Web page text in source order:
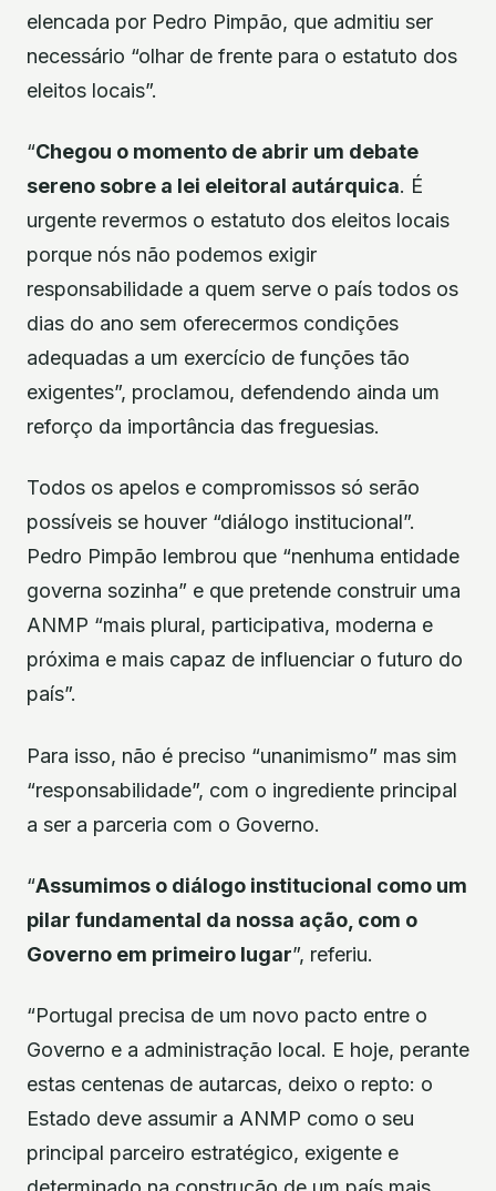
elencada por Pedro Pimpão, que admitiu ser
necessário “olhar de frente para o estatuto dos
eleitos locais”.
“Chegou o momento de abrir um debate
sereno sobre a lei eleitoral autárquica. É
urgente revermos o estatuto dos eleitos locais
porque nós não podemos exigir
responsabilidade a quem serve o país todos os
dias do ano sem oferecermos condições
adequadas a um exercício de funções tão
exigentes”, proclamou, defendendo ainda um
reforço da importância das freguesias.
Todos os apelos e compromissos só serão
possíveis se houver “diálogo institucional”.
Pedro Pimpão lembrou que “nenhuma entidade
governa sozinha” e que pretende construir uma
ANMP “mais plural, participativa, moderna e
próxima e mais capaz de influenciar o futuro do
país”.
Para isso, não é preciso “unanimismo” mas sim
“responsabilidade”, com o ingrediente principal
a ser a parceria com o Governo.
“Assumimos o diálogo institucional como um
pilar fundamental da nossa ação, com o
Governo em primeiro lugar”, referiu.
“Portugal precisa de um novo pacto entre o
Governo e a administração local. E hoje, perante
estas centenas de autarcas, deixo o repto: o
Estado deve assumir a ANMP como o seu
principal parceiro estratégico, exigente e